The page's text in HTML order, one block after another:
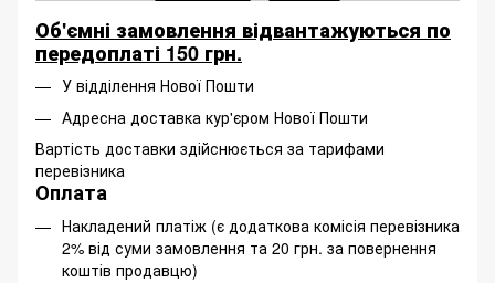
Об'ємні замовлення відвантажуються по
передоплаті 150 грн.
У відділення Нової Пошти
Адресна доставка кур'єром Нової Пошти
Вартість доставки здійснюється за тарифами
перевізника
Оплата
Накладений платіж (є додаткова комісія перевізника
2% від суми замовлення та 20 грн. за повернення
коштів продавцю)